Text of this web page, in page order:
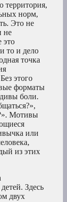
территория,
норм,
Это не
не
это
то и дело
точка
этого
форматы
боли.
Мотивы
или
из этих
Здесь
двух